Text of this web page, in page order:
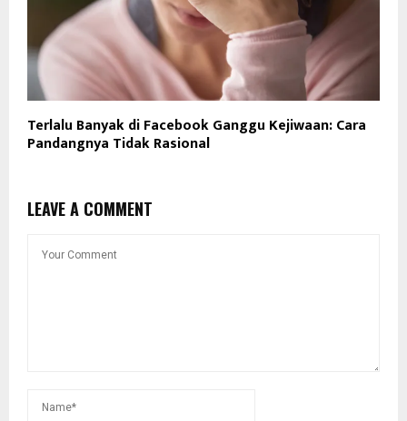
Terlalu Banyak di Facebook Ganggu Kejiwaan: Cara
Pandangnya Tidak Rasional
LEAVE A COMMENT